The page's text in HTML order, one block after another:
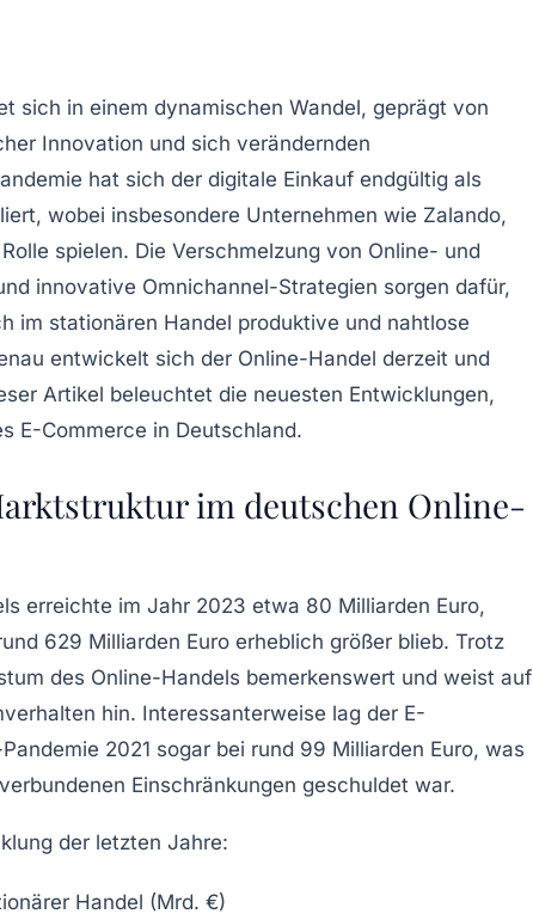
sich in einem dynamischen Wandel, geprägt von
Innovation und sich verändernden
hat sich der digitale Einkauf endgültig als
wobei insbesondere Unternehmen wie Zalando,
spielen. Die Verschmelzung von Online- und
innovative Omnichannel-Strategien sorgen dafür,
im stationären Handel produktive und nahtlose
entwickelt sich der Online-Handel derzeit und
Artikel beleuchtet die neuesten Entwicklungen,
E-Commerce in Deutschland.
im deutschen Online-
erreichte im Jahr 2023 etwa 80 Milliarden Euro,
629 Milliarden Euro erheblich größer blieb. Trotz
des Online-Handels bemerkenswert und weist auf
hin. Interessanterweise lag der E-
2021 sogar bei rund 99 Milliarden Euro, was
Einschränkungen geschuldet war.
der letzten Jahre:
Handel (Mrd. €)